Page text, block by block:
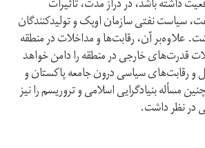
داشته باشد، در دراز مدت، تأثیرات
سیاست نفتی سازمان اوپک و تولیدکنندگان
علاوه‌بر آن، رقابت‌ها و مداخلات در منطقه
قدرت‌های خارجی در منطقه را دامن خواهد
و رقابت‌های سیاسی درون جامعه پاکستان و
مسأله بنیادگرایی اسلامی و تروریسم را نیز
در نظر داشت.